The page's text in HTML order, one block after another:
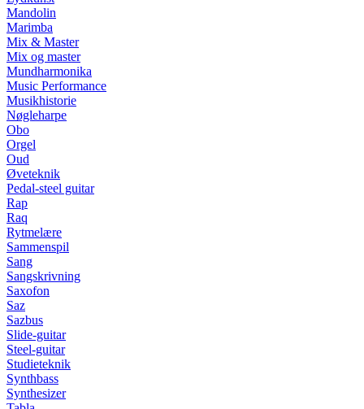
Mandolin
Marimba
Mix & Master
Mix og master
Mundharmonika
Music Performance
Musikhistorie
Nøgleharpe
Obo
Orgel
Oud
Øveteknik
Pedal-steel guitar
Rap
Raq
Rytmelære
Sammenspil
Sang
Sangskrivning
Saxofon
Saz
Sazbus
Slide-guitar
Steel-guitar
Studieteknik
Synthbass
Synthesizer